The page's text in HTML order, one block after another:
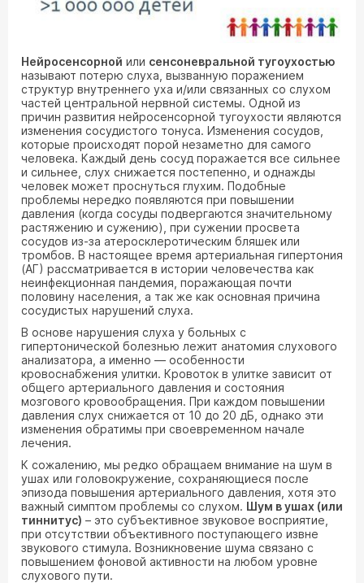
Нейросенсорной или сенсоневральной тугоухостью
называют потерю слуха, вызванную поражением
структур внутреннего уха и/или связанных со слухом
частей центральной нервной системы. Одной из
причин развития нейросенсорной тугоухости являются
изменения сосудистого тонуса. Изменения сосудов,
которые происходят порой незаметно для самого
человека. Каждый день сосуд поражается все сильнее
и сильнее, слух снижается постепенно, и однажды
человек может проснуться глухим. Подобные
проблемы нередко появляются при повышении
давления (когда сосуды подвергаются значительному
растяжению и сужению), при сужении просвета
сосудов из-за атеросклеротическим бляшек или
тромбов. В настоящее время артериальная гипертония
(АГ) рассматривается в истории человечества как
неинфекционная пандемия, поражающая почти
половину населения, а так же как основная причина
сосудистых нарушений слуха.
В основе нарушения слуха у больных с
гипертонической болезнью лежит анатомия слухового
анализатора, а именно — особенности
кровоснабжения улитки. Кровоток в улитке зависит от
общего артериального давления и состояния
мозгового кровообращения. При каждом повышении
давления слух снижается от 10 до 20 дБ, однако эти
изменения обратимы при своевременном начале
лечения.
К сожалению, мы редко обращаем внимание на шум в
ушах или головокружение, сохраняющиеся после
эпизода повышения артериального давления, хотя это
важный симптом проблемы со слухом. Шум в ушах (или
тиннитус) – это субъективное звуковое восприятие,
при отсутствии объективного поступающего извне
звукового стимула. Возникновение шума связано с
повышением фоновой активности на любом уровне
слухового пути.